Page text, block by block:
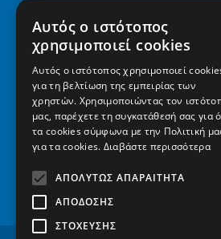
2310 300002
Ελαιώνες Πυλαίας, 555 36,
βρείτε μας στον
Αυτός ο ιστότοπος
χρησιμοποιεί cookies
Αυτός ο ιστότοπος χρησιμοποιεί
για τη βελτίωση της εμπειρίας των
χρηστών. Χρησιμοποιώντας τον
μας, παρέχετε τη συγκατάθεσή σας για
τα cookies σύμφωνα με την Πολιτική
για τα cookies. Διαβάστε περισσότερα
ΑΠΟΛΎΤΩΣ ΑΠΑΡΑΊΤΗΤΑ
ΑΠΌΔΟΣΗΣ
ΣΤΌΧΕΥΣΗΣ